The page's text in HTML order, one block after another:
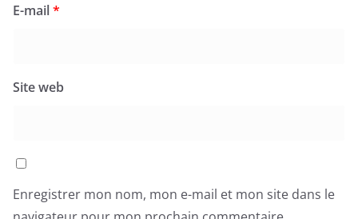
E-mail*
Site web
Enregistrer mon nom, mon e-mail et mon site dans le